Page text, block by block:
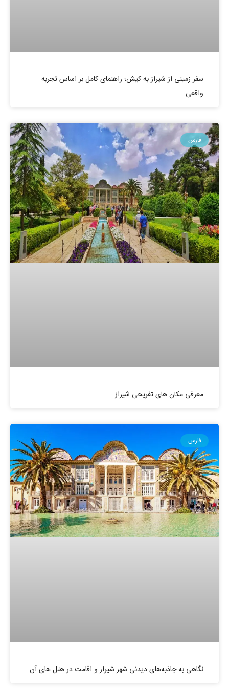
سفر زمینی از شیراز به کیش؛ راهنمای کامل بر اساس تجربه
واقعی
فارس
معرفی مکان های تفریحی شیراز
فارس
نگاهی به جاذبه‌های دیدنی شهر شیراز و اقامت در هتل های آن